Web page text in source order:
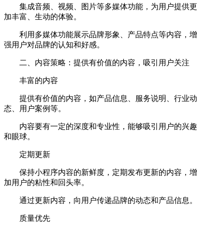
集成音频、视频、图片等多媒体功能，为用户提供更
加丰富、生动的体验。
利用多媒体功能展示品牌形象、产品特点等内容，增
强用户对品牌的认知和好感。
二、内容策略：提供有价值的内容，吸引用户关注
丰富的内容
提供有价值的内容，如产品信息、服务说明、行业动
态、用户案例等。
内容要有一定的深度和专业性，能够吸引用户的兴趣
和眼球。
定期更新
保持小程序内容的新鲜度，定期发布更新的内容，增
加用户的粘性和回头率。
通过更新内容，向用户传递品牌的动态和产品信息。
质量优先